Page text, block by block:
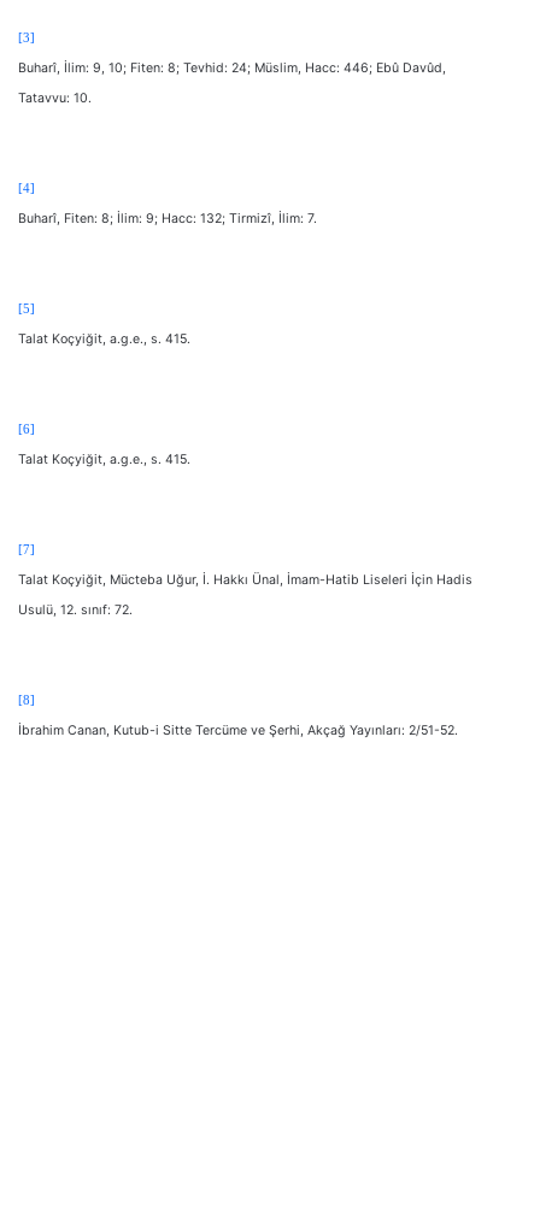
[3]
Buharî, İlim: 9, 10; Fiten: 8; Tevhid: 24; Müslim, Hacc: 446; Ebû Davûd,
Tatavvu: 10.
[4]
Buharî, Fiten: 8; İlim: 9; Hacc: 132; Tirmizî, İlim: 7.
[5]
Talat Koçyiğit, a.g.e., s. 415.
[6]
Talat Koçyiğit, a.g.e., s. 415.
[7]
Talat Koçyiğit, Mücteba Uğur, İ. Hakkı Ünal, İmam-Hatib Liseleri İçin Hadis
Usulü, 12. sınıf: 72.
[8]
İbrahim Canan, Kutub-i Sitte Tercüme ve Şerhi, Akçağ Yayınları: 2/51-52.